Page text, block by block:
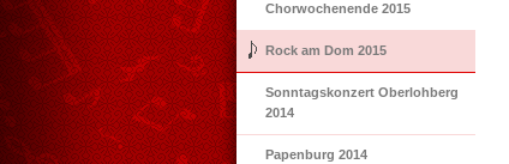
Chorwochenende 2015
Rock am Dom 2015
Sonntagskonzert Oberlohberg
2014
Papenburg 2014